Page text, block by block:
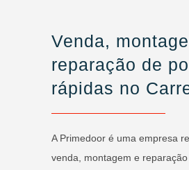
Venda,
reparação de
rápidas no
A Primedoor é uma empresa
venda, montagem e